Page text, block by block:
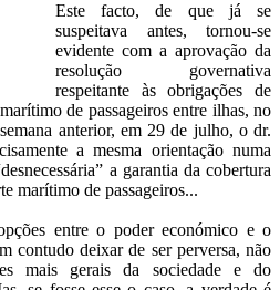
Este facto, de que já se
suspeitava antes, tornou-se
evidente com a aprovação da
resolução governativa
respeitante às obrigações de
de passageiros entre ilhas, no
anterior, em 29 de julho, o dr.
a mesma orientação numa
a garantia da cobertura
marítimo de passageiros...
entre o poder económico e o
contudo deixar de ser perversa, não
mais gerais da sociedade e do